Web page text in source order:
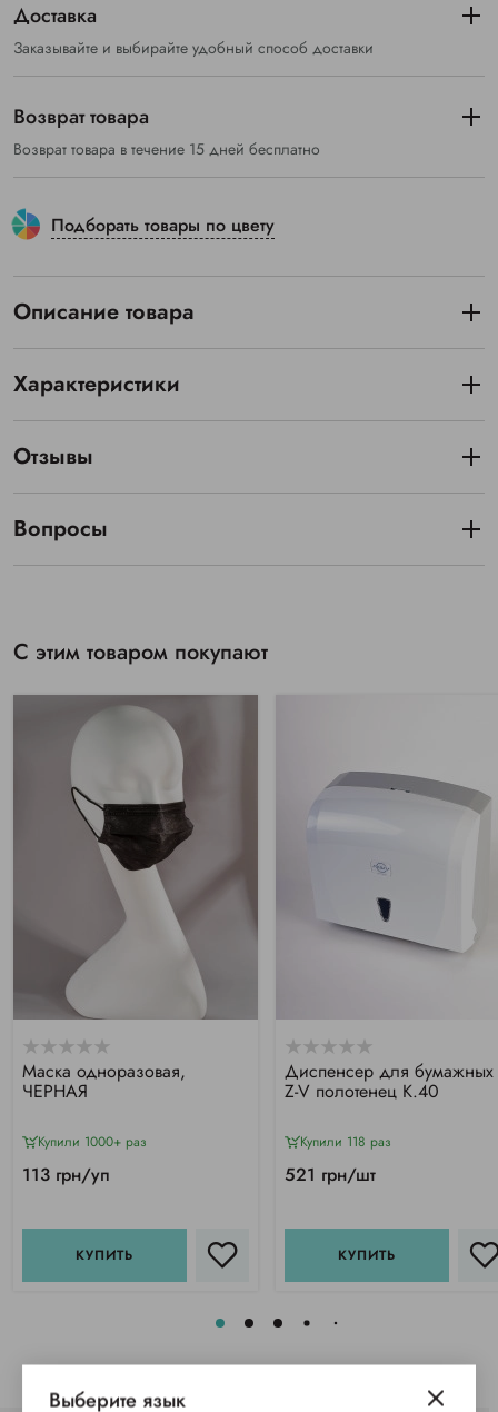
Доставка
Заказывайте и выбирайте удобный способ доставки
Возврат товара
Возврат товара в течение 15 дней бесплатно
Подборать товары по цвету
Описание товара
Характеристики
Отзывы
Вопросы
С этим товаром покупают
Маска одноразовая,
ЧЕРНАЯ
Купили 1000+ раз
113 грн/уп
КУПИТЬ
Диспенсер для бумажных
Z-V полотенец К.40
Купили 118 раз
521 грн/шт
КУПИТЬ
Выберите язык